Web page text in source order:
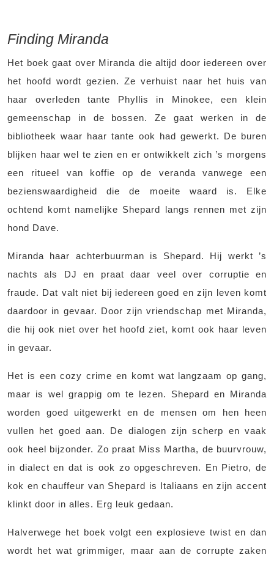
Finding Miranda
Het boek gaat over Miranda die altijd door iedereen over
het hoofd wordt gezien. Ze verhuist naar het huis van
haar overleden tante Phyllis in Minokee, een klein
gemeenschap in de bossen. Ze gaat werken in de
bibliotheek waar haar tante ook had gewerkt. De buren
blijken haar wel te zien en er ontwikkelt zich ’s morgens
een ritueel van koffie op de veranda vanwege een
bezienswaardigheid die de moeite waard is. Elke
ochtend komt namelijke Shepard langs rennen met zijn
hond Dave.
Miranda haar achterbuurman is Shepard. Hij werkt ’s
nachts als DJ en praat daar veel over corruptie en
fraude. Dat valt niet bij iedereen goed en zijn leven komt
daardoor in gevaar. Door zijn vriendschap met Miranda,
die hij ook niet over het hoofd ziet, komt ook haar leven
in gevaar.
Het is een cozy crime en komt wat langzaam op gang,
maar is wel grappig om te lezen. Shepard en Miranda
worden goed uitgewerkt en de mensen om hen heen
vullen het goed aan. De dialogen zijn scherp en vaak
ook heel bijzonder. Zo praat Miss Martha, de buurvrouw,
in dialect en dat is ook zo opgeschreven. En Pietro, de
kok en chauffeur van Shepard is Italiaans en zijn accent
klinkt door in alles. Erg leuk gedaan.
Halverwege het boek volgt een explosieve twist en dan
wordt het wat grimmiger, maar aan de corrupte zaken